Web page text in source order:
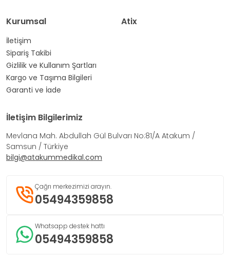
Kurumsal
İletişim
Sipariş Takibi
Gizlilik ve Kullanım Şartları
Kargo ve Taşıma Bilgileri
Garanti ve İade
Atix
İletişim Bilgilerimiz
Mevlana Mah. Abdullah Gül Bulvarı No:81/A Atakum /
Samsun / Türkiye
bilgi@atakummedikal.com
Çağrı merkezimizi arayın.
05494359858
Whatsapp destek hattı
05494359858